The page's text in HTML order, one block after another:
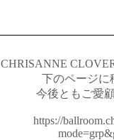
CHRISANNE
下のページに
今後ともご愛
https://